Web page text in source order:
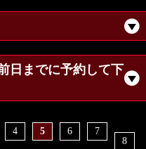
日までに予約して下
4 5 6
7
8